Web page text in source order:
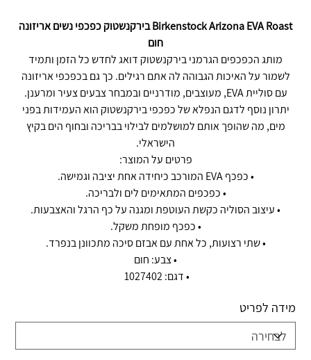
Birkenstock Arizona EVA Roast בירקנשטוק כפכפי נשים אריזונה
חום
מותג הכפכפים הגרמני בירקנשטוק דואג לחדש כל הזמן ותמיד
לשמור על האיכות הגבוהה לה אתם רגילים. כך גם בכפכפי אריזונה
עם סוליית EVA, מעוצבים, מודרניים ובמבחר צבעים צעיר ומרענן.
יתרון נוסף לדגם הנפלא של כפכפי בירקנשטוק הוא העמידות בפני
מים, מה שהופך אותם למושלמים לבילוי בבריכה ובחוף הים בקיץ
הישראלי.
פרטים על המוצר:
• כפכף EVA המורכב כיחידה אחת יציבה וגמישה.
• כפכפים המתאימים לים ולבריכה.
• עיצוב הסוליה כקשת העוטפת ומגנה על כף הרגל והאצבעות.
• כפכף מופחת משקל.
• שתי רצועות, כל אחת עם אבזם סיכה מתכוונן בנפרד.
• צבע: חום
• דגם: 1027402
מידה לפריט